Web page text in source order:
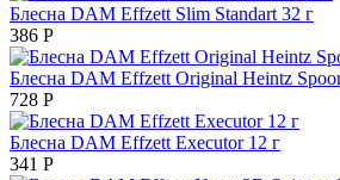
Блесна DAM Effzett Slim Standart 32 г
386 Р
Блесна DAM Effzett Original Heintz
728 Р
Блесна DAM Effzett Executor 12 г
341 Р